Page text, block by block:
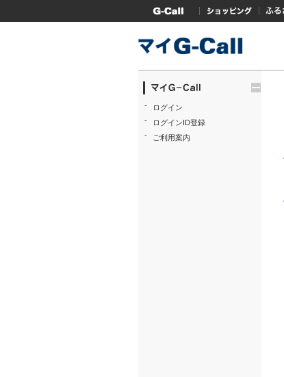
-
ログイン
-
ログインID登録
-
ご利用案内